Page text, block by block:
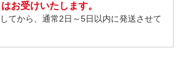
お受けいたします。
てから、通常2日～5日以内に発送させて